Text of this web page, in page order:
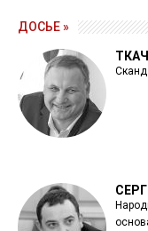
ДОСЬЕ »